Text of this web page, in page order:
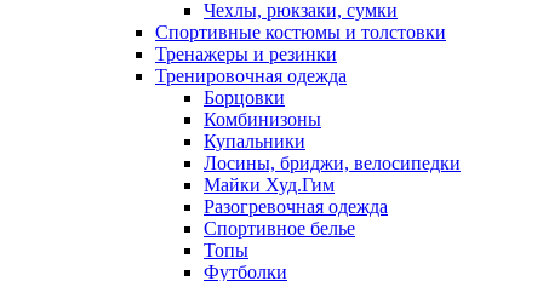
Чехлы, рюкзаки, сумки
Спортивные костюмы и толстовки
Тренажеры и резинки
Тренировочная одежда
Борцовки
Комбинизоны
Купальники
Лосины, бриджи, велосипедки
Майки Худ.Гим
Разогревочная одежда
Спортивное белье
Топы
Футболки